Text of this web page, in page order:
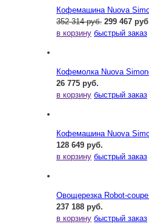
Кофемашина Nuova
352 314 руб. 299 467
в корзину быстрый заказ
Кофемолка Nuova
26 775 руб.
в корзину быстрый заказ
Кофемашина Nuova
128 649 руб.
в корзину быстрый заказ
Овощерезка Robot-
237 188 руб.
в корзину быстрый заказ